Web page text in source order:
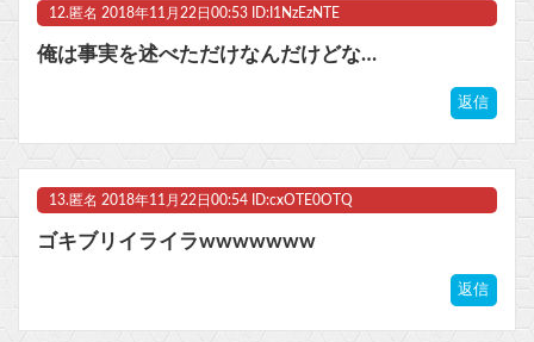
12. 匿名 2018年11月22日00:53 ID:I1NzEzNTE
俺は事実を述べただけなんだけどな…
返信
13. 匿名 2018年11月22日00:54 ID:cxOTE0OTQ
ゴキブリイライラwwwwwww
返信